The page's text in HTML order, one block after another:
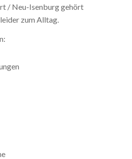
/ Neu-Isenburg gehört
zum Alltag.